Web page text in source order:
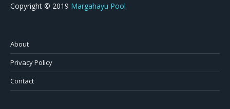
Copyright © 2019 Margahayu Pool
About
Privacy Policy
Contact